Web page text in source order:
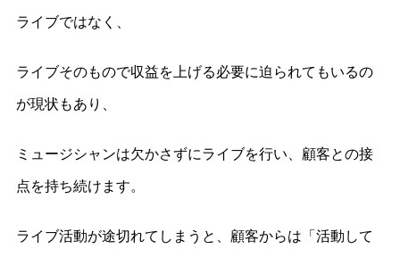
ライブではなく、
ライブそのもので収益を上げる必要に迫られてもいるの
が現状もあり、
ミュージシャンは欠かさずにライブを行い、顧客との接
点を持ち続けます。
ライブ活動が途切れてしまうと、顧客からは「活動して